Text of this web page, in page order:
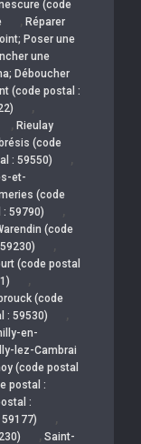
(code
, Réparer
Poser une
une
Déboucher
(code postal :
,
, Rieulay
(code
: 59550) ,
et-
(code
59790) ,
(code
,
(code postal
,
(code
: 59530) ,
en-
lez-Cambrai
(code postal
postal :
:
,
, Saint-